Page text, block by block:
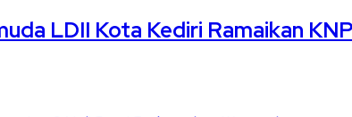
LDII Kota Kediri Ramaikan